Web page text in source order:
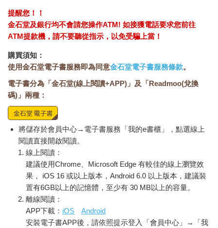
提醒您！！
金石堂及銀行均不會請您操作ATM! 如接獲電話要求您前往
ATM提款機，請不要聽從指示，以免受騙上當！
購買須知：
使用金石堂電子書服務即為同意金石堂電子書服務條款。
電子書分為「金石堂(線上閱讀+APP)」及「Readmoo(兌換
碼)」兩種：
將儲存於會員中心→電子書服務「我的e書櫃」，點選線上
閱讀直接開啟閱讀。
線上閱讀：
建議使用Chrome、Microsoft Edge 有較佳的線上瀏覽效
果， iOS 16 或以上版本，Android 6.0 以上版本，建議裝
置有6GB以上的記憶體，至少有 30 MB以上的容量。
離線閱讀：
APP下載： iOS
Android
安裝電子書APP後，請依照提示登入「會員中心」→「我